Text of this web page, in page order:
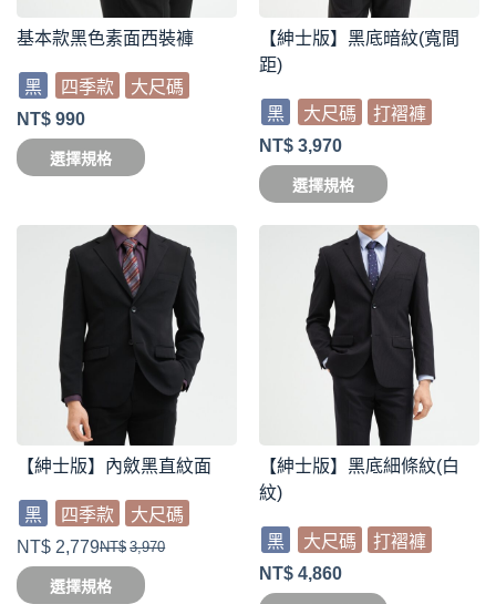
基本款黑色素面西裝褲
黑 四季款
大尺碼
NT$ 990
選擇規格
【紳士版】黑底暗紋(寬間
距)
黑 大尺碼
打褶褲
NT$ 3,970
選擇規格
【紳士版】內斂黑直紋面
黑 四季款 大尺碼
NT$ 3,970
NT$ 2,779
選擇規格
【紳士版】黑底細條紋(白
紋)
黑 大尺碼
打褶褲
NT$ 4,860